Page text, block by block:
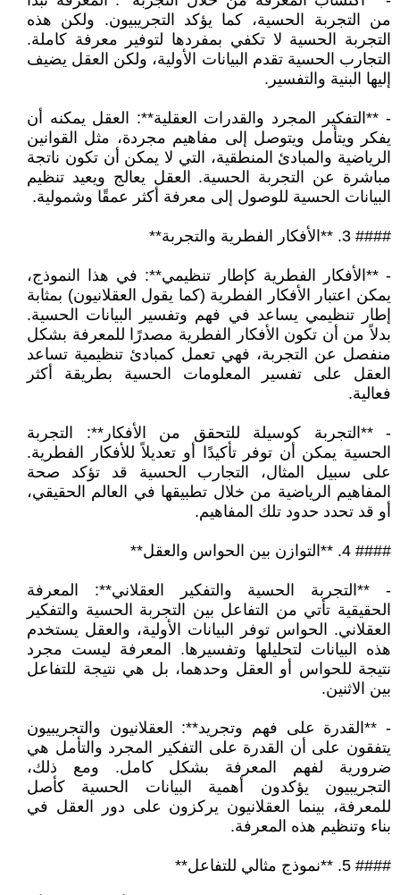
من التجربة الحسية، كما يؤكد التجريبيون. ولكن هذه
التجربة الحسية لا تكفي بمفردها لتوفير معرفة كاملة.
التجارب الحسية تقدم البيانات الأولية، ولكن العقل يضيف
إليها البنية والتفسير.
- **التفكير المجرد والقدرات العقلية**: العقل يمكنه أن
يفكر ويتأمل ويتوصل إلى مفاهيم مجردة، مثل القوانين
الرياضية والمبادئ المنطقية، التي لا يمكن أن تكون ناتجة
مباشرة عن التجربة الحسية. العقل يعالج ويعيد تنظيم
البيانات الحسية للوصول إلى معرفة أكثر عمقًا وشمولية.
#### 3. **الأفكار الفطرية والتجربة**
- **الأفكار الفطرية كإطار تنظيمي**: في هذا النموذج،
يمكن اعتبار الأفكار الفطرية (كما يقول العقلانيون) بمثابة
إطار تنظيمي يساعد في فهم وتفسير البيانات الحسية.
بدلاً من أن تكون الأفكار الفطرية مصدرًا للمعرفة بشكل
منفصل عن التجربة، فهي تعمل كمبادئ تنظيمية تساعد
العقل على تفسير المعلومات الحسية بطريقة أكثر
فعالية.
- **التجربة كوسيلة للتحقق من الأفكار**: التجربة
الحسية يمكن أن توفر تأكيدًا أو تعديلاً للأفكار الفطرية.
على سبيل المثال، التجارب الحسية قد تؤكد صحة
المفاهيم الرياضية من خلال تطبيقها في العالم الحقيقي،
أو قد تحدد حدود تلك المفاهيم.
#### 4. **التوازن بين الحواس والعقل**
- **التجربة الحسية والتفكير العقلاني**: المعرفة
الحقيقية تأتي من التفاعل بين التجربة الحسية والتفكير
العقلاني. الحواس توفر البيانات الأولية، والعقل يستخدم
هذه البيانات لتحليلها وتفسيرها. المعرفة ليست مجرد
نتيجة للحواس أو العقل وحدهما، بل هي نتيجة للتفاعل
بين الاثنين.
- **القدرة على فهم وتجريد**: العقلانيون والتجريبيون
يتفقون على أن القدرة على التفكير المجرد والتأمل هي
ضرورية لفهم المعرفة بشكل كامل. ومع ذلك،
التجريبيون يؤكدون أهمية البيانات الحسية كأصل
للمعرفة، بينما العقلانيون يركزون على دور العقل في
بناء وتنظيم هذه المعرفة.
#### 5. **نموذج مثالي للتفاعل**